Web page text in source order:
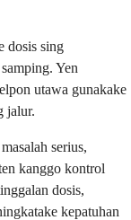
dosis sing
Yen
utawa gunakake
jalur.
serius,
kanggo kontrol
dosis,
kepatuhan